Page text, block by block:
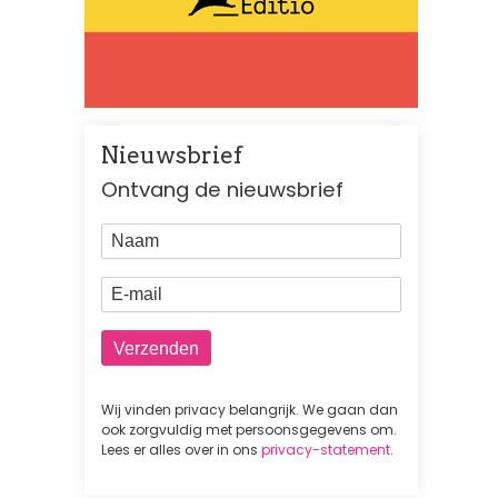
Nieuwsbrief
Ontvang de nieuwsbrief
Naam
E-mail
Wij vinden privacy belangrijk. We gaan dan
ook zorgvuldig met persoonsgegevens om.
Lees er alles over in ons privacy-statement.